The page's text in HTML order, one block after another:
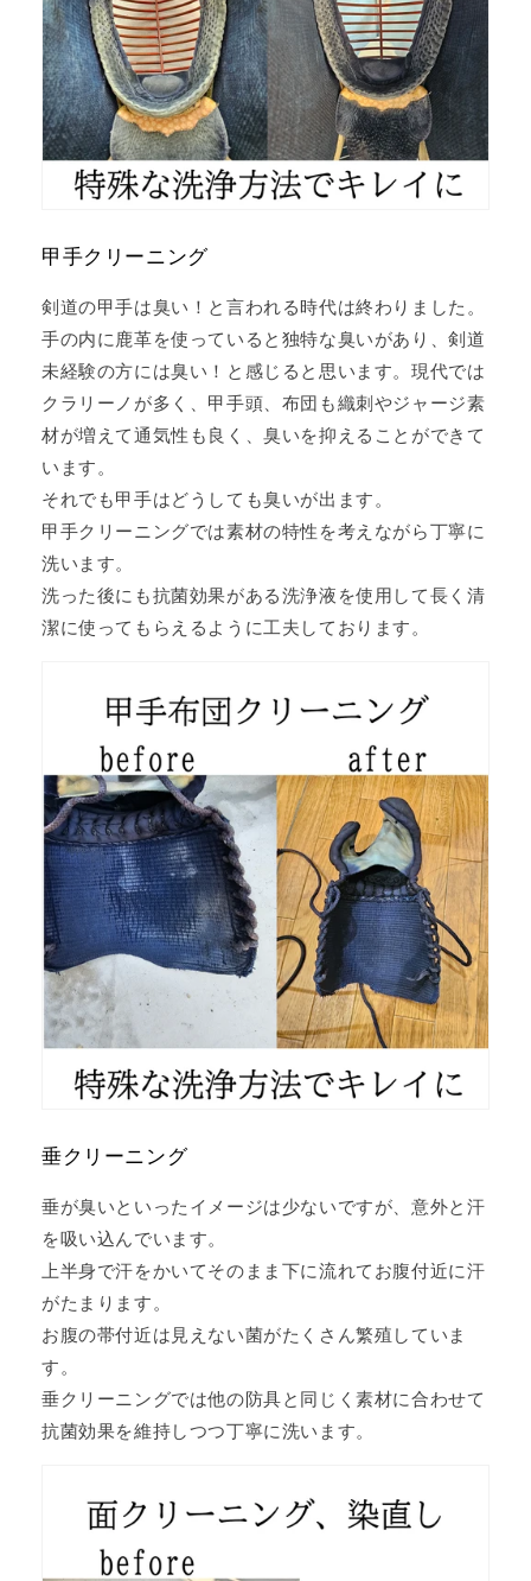
甲手クリーニング
剣道の甲手は臭い！と言われる時代は終わりました。
手の内に鹿革を使っていると独特な臭いがあり、剣道
未経験の方には臭い！と感じると思います。現代では
クラリーノが多く、甲手頭、布団も織刺やジャージ素
材が増えて通気性も良く、臭いを抑えることができて
います。
それでも甲手はどうしても臭いが出ます。
甲手クリーニングでは素材の特性を考えながら丁寧に
洗います。
洗った後にも抗菌効果がある洗浄液を使用して長く清
潔に使ってもらえるように工夫しております。
垂クリーニング
垂が臭いといったイメージは少ないですが、意外と汗
を吸い込んでいます。
上半身で汗をかいてそのまま下に流れてお腹付近に汗
がたまります。
お腹の帯付近は見えない菌がたくさん繁殖していま
す。
垂クリーニングでは他の防具と同じく素材に合わせて
抗菌効果を維持しつつ丁寧に洗います。